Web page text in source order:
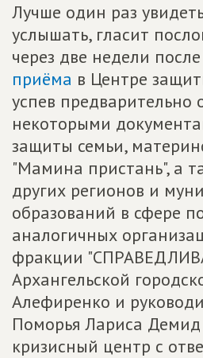
Лучше один раз
услышать, гласит
через две недели после
приёма в Центре
успев предварительно
некоторыми
защиты семьи,
"Мамина пристань", а
других регионов и
образований в сфере
аналогичных
фракции
Архангельской
Алефиренко и
Поморья Лариса
кризисный центр с